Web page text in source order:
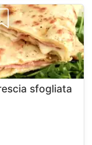
sfogliata